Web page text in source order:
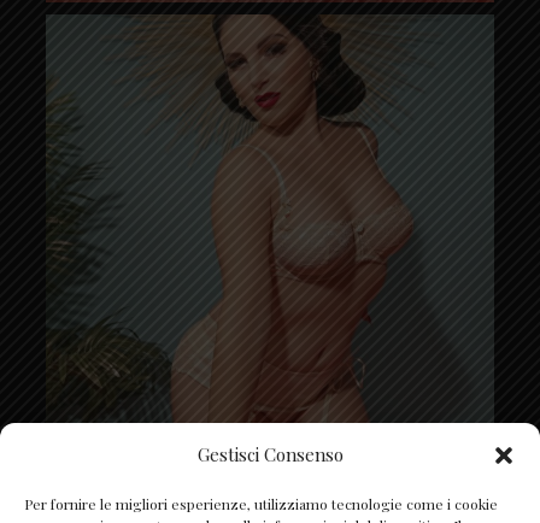
Gestisci Consenso
Per fornire le migliori esperienze, utilizziamo tecnologie come i cookie
Segui su Instagram